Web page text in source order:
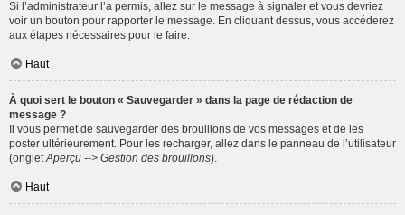
Si l’administrateur l’a permis, allez sur le message à signaler et vous devriez
voir un bouton pour rapporter le message. En cliquant dessus, vous accéderez
aux étapes nécessaires pour le faire.
Haut
À quoi sert le bouton « Sauvegarder » dans la page de rédaction de
message ?
Il vous permet de sauvegarder des brouillons de vos messages et de les
poster ultérieurement. Pour les recharger, allez dans le panneau de l’utilisateur
(onglet Aperçu --> Gestion des brouillons).
Haut